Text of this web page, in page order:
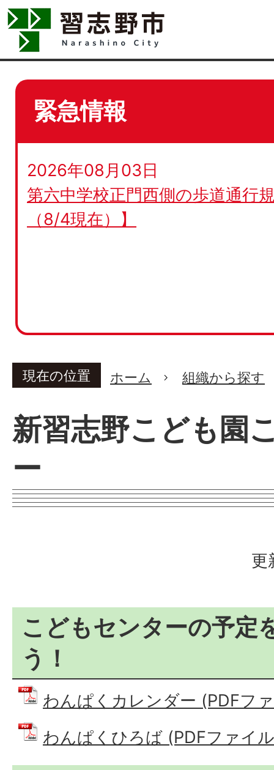
緊急情報
2026年08月03日
第六中学校正門西側の歩道通行
（8/4現在）】
現在の位置 ホーム 組織から探す
新習志野こども園
ー
更
こどもセンターの予定
う！
わんぱくカレンダー (PDFフ
わんぱくひろば (PDFファイ